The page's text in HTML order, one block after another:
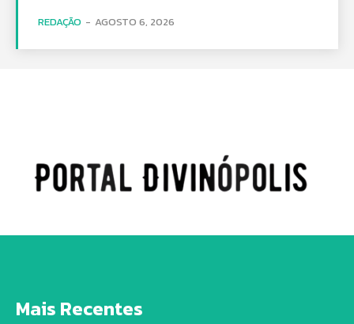
REDAÇÃO - AGOSTO 6, 2026
Mais Recentes